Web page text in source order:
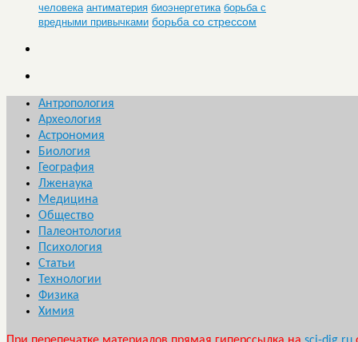
человека антиматерия биоэнергетика борьба с
вредными привычками борьба со стрессом
Антропология
Археология
Астрономия
Биология
География
Лженаука
Медицина
Общество
Палеонтология
Психология
Статьи
Технологии
Физика
Химия